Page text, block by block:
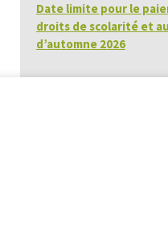
Date limite pour le
droits de scolarité et
d’automne 2026